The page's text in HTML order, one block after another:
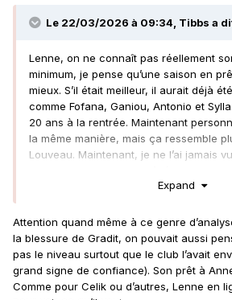
Le 22/03/2026 à 09:34, Tibbs a
Lenne, on ne connaît pas réellement
minimum, je pense qu’une saison en
mieux. S’il était meilleur, il aurait déjà
comme Fofana, Ganiou, Antonio et
20 ans à la rentrée. Maintenant
la même manière, mais ça ressemble
Louveau. Maintenant, je ne l’ai jamais
Expand
Attention quand même à ce genre
la blessure de Gradit, on pouvait aussi
pas le niveau surtout que le club l’avait
grand signe de confiance). Son prêt à
Comme pour Celik ou d’autres, Lenne en